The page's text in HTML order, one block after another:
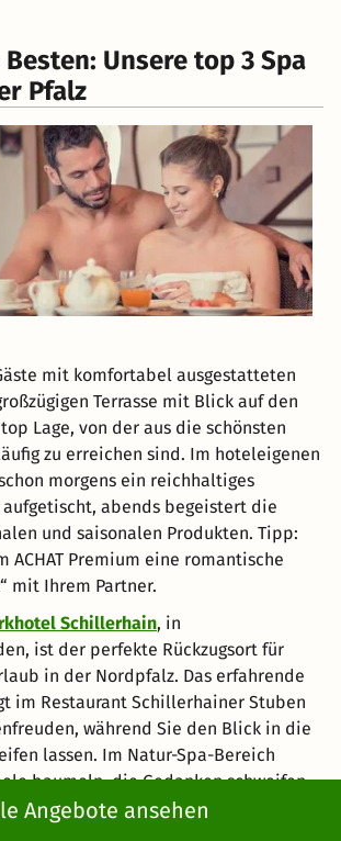
Angebote ansehen
Unsere top 3 Spa
Pfalz
mit komfortabel ausgestatteten
Terrasse mit Blick auf den
Lage, von der aus die schönsten
zu erreichen sind. Im hoteleigenen
morgens ein reichhaltiges
aufgetischt, abends begeistert die
und saisonalen Produkten. Tipp:
ACHAT Premium eine romantische
mit Ihrem Partner.
Schillerhain, in
ist der perfekte Rückzugsort für
in der Nordpfalz. Das erfahrende
im Restaurant Schillerhainer Stuben
während Sie den Blick in die
lassen. Im Natur-Spa-Bereich
baumeln, die Gedanken schweifen
Kraft für den Alltag. Sonst brauchen Sie